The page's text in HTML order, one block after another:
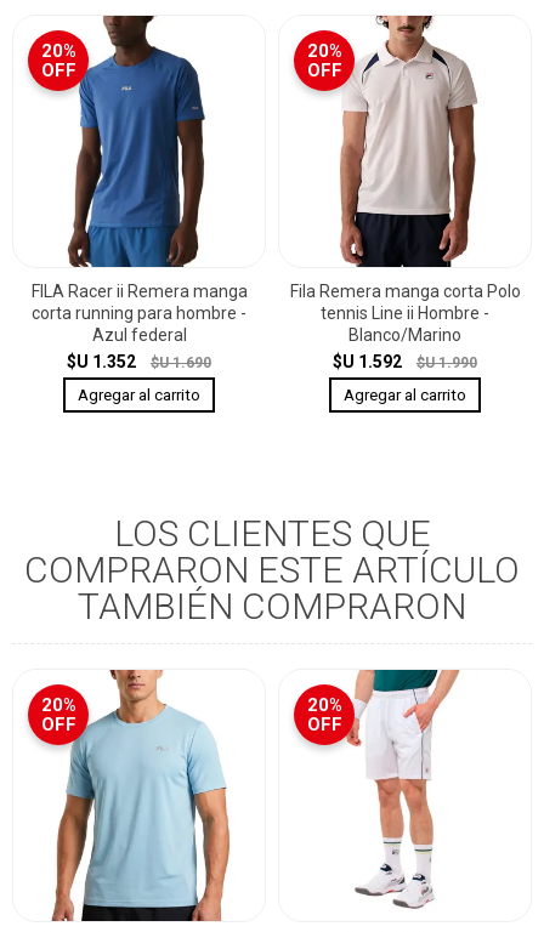
20%
OFF
FILA Racer ii Remera manga
corta running para hombre -
Azul federal
$U 1.352
$U 1.690
20%
OFF
Fila Remera manga corta Polo
tennis Line ii Hombre -
Blanco/Marino
$U 1.592
$U 1.990
LOS CLIENTES QUE
COMPRARON ESTE ARTÍCULO
TAMBIÉN COMPRARON
20%
OFF
20%
OFF